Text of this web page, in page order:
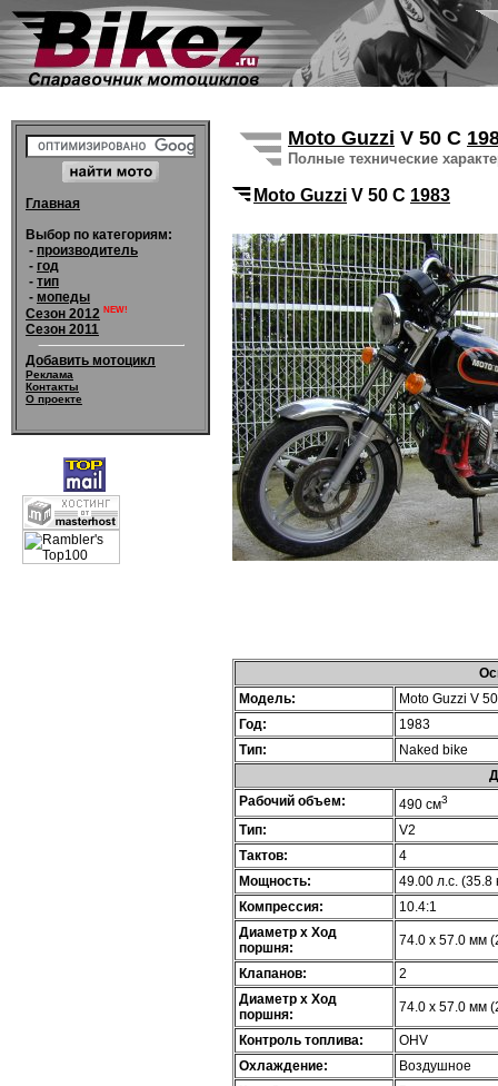
Главная
Выбор по категориям:
- производитель
- год
- тип
- мопеды
Сезон 2012 NEW!
Сезон 2011
Добавить мотоцикл
Реклама
Контакты
О проекте
Moto Guzzi V 50 C
Полные технические
Moto Guzzi V 50 C 1983
Модель:
Moto Guzzi V
Год:
1983
Тип:
Naked bike
Рабочий объем:
490 см3
Тип:
V2
Тактов:
4
Мощность:
49.00 л.с. (35.8
Компрессия:
10.4:1
Диаметр х Ход
поршня:
74.0 x 57.0 мм
Клапанов:
2
Диаметр х Ход
поршня:
74.0 x 57.0 мм
Контроль топлива:
OHV
Охлаждение:
Воздушное